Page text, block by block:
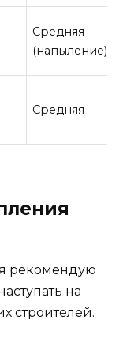
Средняя
(напыление)
Средняя
рекомендую
на
строителей.